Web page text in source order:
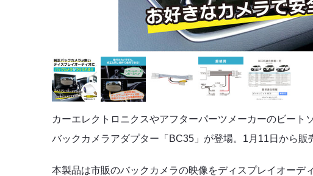
カーエレクトロニクスやアフターパーツメーカーのビー
バックカメラアダプター「BC35」が登場。1月11日から販
本製品は市販のバックカメラの映像をディスプレイオー